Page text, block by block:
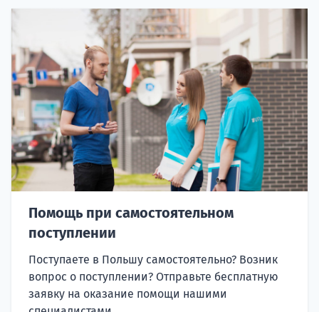
Помощь при самостоятельном
поступлении
Поступаете в Польшу самостоятельно? Возник
вопрос о поступлении? Отправьте бесплатную
заявку на оказание помощи нашими